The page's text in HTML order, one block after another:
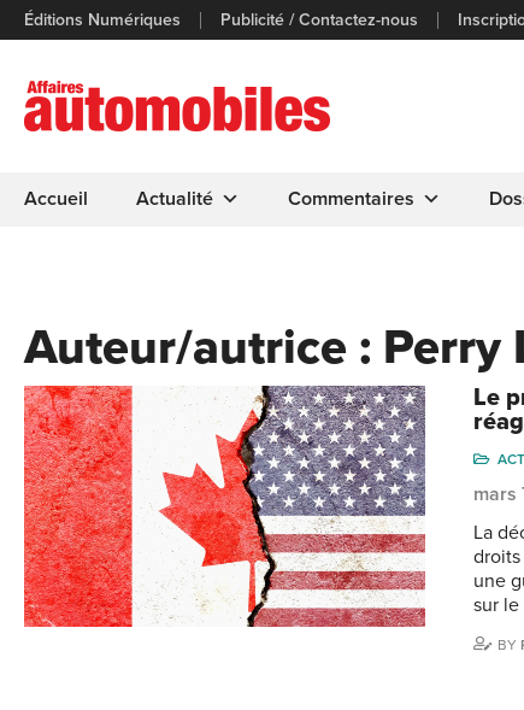
Éditions Numériques Publicité / Contactez-nous
Accueil Actualité Commentaires
Auteur/autrice : Perry
Le
mars
La
une
sur
BY